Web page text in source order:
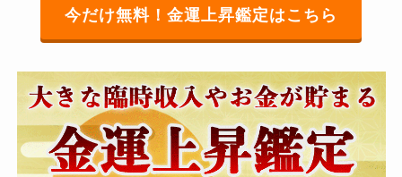
今だけ無料！金運上昇鑑定はこちら